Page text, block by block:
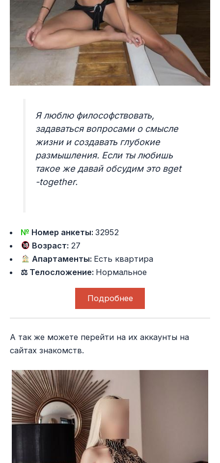
Я люблю философствовать,
задаваться вопросами о смысле
жизни и создавать глубокие
размышления. Если ты любишь
такое же давай обсудим это вget
-together.
№ Номер анкеты:32952
Возраст: 27
Апартаменты: Есть квартира
⚖ Телосложение: Нормальное
Подробнее
А так же можете перейти на их аккаунты на
сайтах знакомств.